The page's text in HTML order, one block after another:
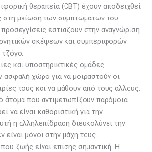
θεραπεία (CBT) έχουν αποδειχθεί
στη μείωση των συμπτωμάτων του
εστιάζουν στην αναγνώριση
σκέψεων και συμπεριφορών
και υποστηρικτικές ομάδες
ασφαλή χώρο για να μοιραστούν οι
τους και να μάθουν από τους άλλους.
άτομα που αντιμετωπίζουν παρόμοια
να είναι καθοριστική για την
η αλληλεπίδραση διευκολύνει την
είναι μόνοι στην μάχη τους.
ζωής είναι επίσης σημαντική. Η